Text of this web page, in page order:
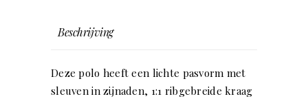
Beschrijving
Deze polo heeft een lichte pasvorm met
sleuven in zijnaden, 1:1 ribgebreide kraag